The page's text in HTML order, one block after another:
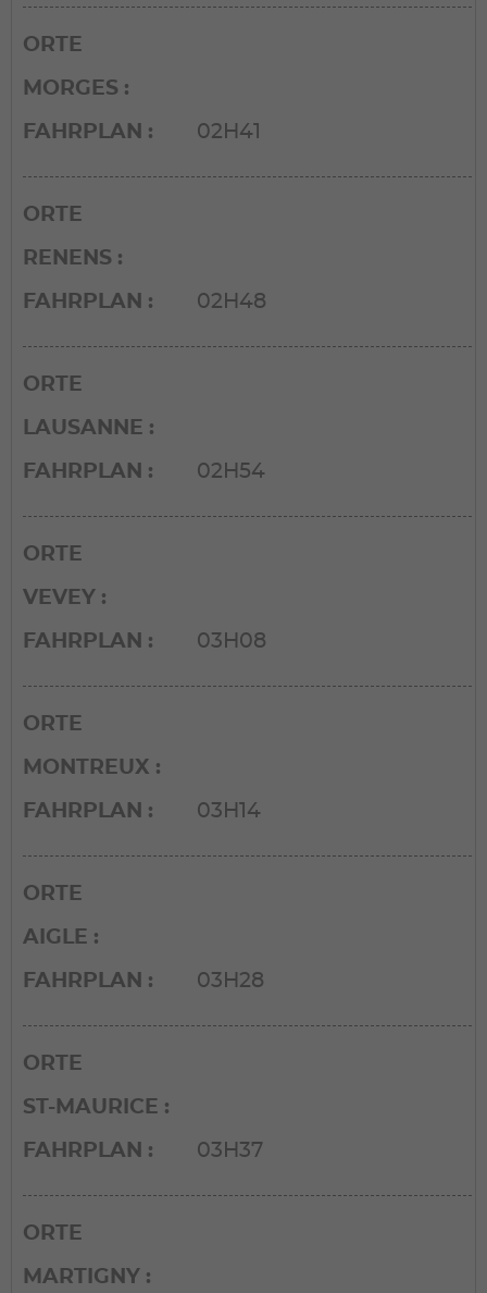
ORTE
MORGES
FAHRPLAN 02H41
ORTE
RENENS
FAHRPLAN 02H48
ORTE
LAUSANNE
FAHRPLAN 02H54
ORTE
VEVEY
FAHRPLAN 03H08
ORTE
MONTREUX
FAHRPLAN 03H14
ORTE
AIGLE
FAHRPLAN 03H28
ORTE
ST-MAURICE
FAHRPLAN 03H37
ORTE
MARTIGNY